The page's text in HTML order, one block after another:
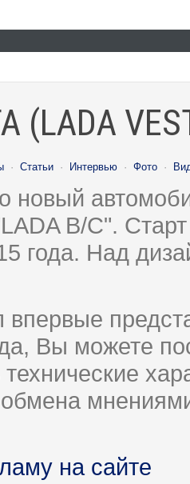
· Статьи · Интервью · Фото ·
новый
B/C".
года. Над
впервые
Вы можете
технические
на сайте